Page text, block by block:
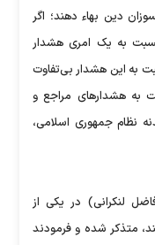
دین بهاء دهند؛ اگر
امروز بعد از 32سال نسبت به یک امری هشدار
به این هشدار بی‌تفاوت
به هشدار‌های مراجع و
نظام جمهوری اسلامی،
لنکرانی) در یکی از
متذکر شده و فرمودند